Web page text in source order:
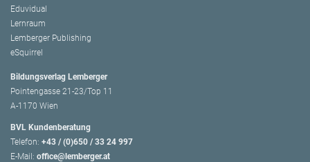
Eduvidual
Lernraum
Lemberger Publishing
eSquirrel
Bildungsverlag Lemberger
Pointengasse 21-23/Top 11
A-1170 Wien
BVL Kundenberatung
Telefon: +43 / (0)650 / 33 24 997
E-Mail: office@lemberger.at